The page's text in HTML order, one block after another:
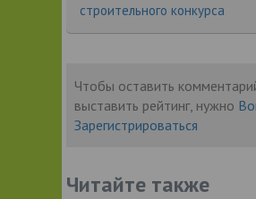
строительного конкурса
Чтобы оставить
выставить рейтинг, нужно
Зарегистрироваться
Читайте также